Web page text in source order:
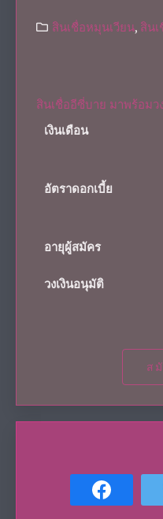
สินเชื่อหมุนเวียน, สิน
สินเชื่ออีซี่บาย มาพร้อมว
เงินเดือน
อัตราดอกเบี้ย
อายุผู้สมัคร
วงเงินอนุมัติ
ส